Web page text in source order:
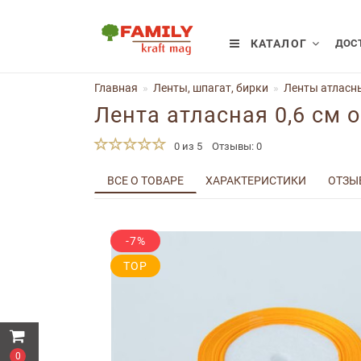
0
КАТАЛОГ
Главная Ленты, шпагат, бирки Ленты
Лента атласная 0,6 см
0 из 5 Отзывы: 0
ВСЕ О ТОВАРЕ ХАРАКТЕРИСТИКИ
-7%
TOP